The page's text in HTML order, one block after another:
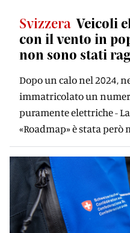
Svizzera Veicoli
con il vento in
non sono stati
Dopo un calo nel 2024,
immatricolato un
puramente elettriche -
«Roadmap» è stata però